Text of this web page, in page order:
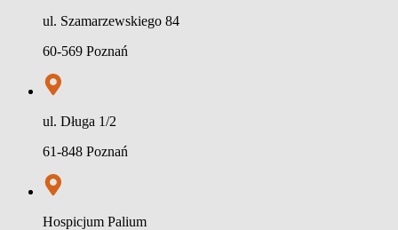
ul. Szamarzewskiego 84
60-569 Poznań
ul. Długa 1/2
61-848 Poznań
Hospicjum Palium